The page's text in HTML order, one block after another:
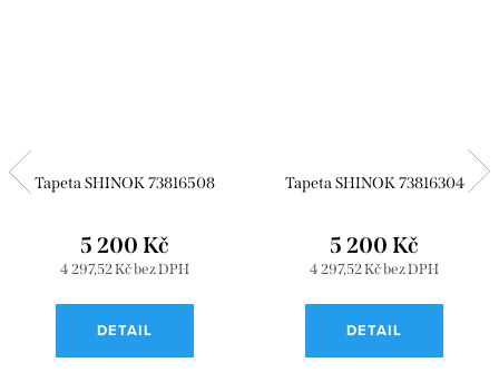
Tapeta SHINOK 73816508
4 297,52 Kč bez DPH
5 200 Kč
DETAIL
Tapeta SHINOK 73816304
4 297,52 Kč bez DPH
5 200 Kč
DETAIL